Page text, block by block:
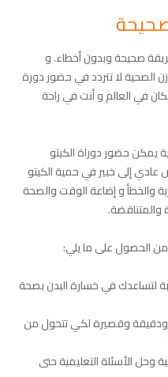
صحيحة وبدون أخطاء. و
الصحية لا تتردد في حضور دورة
في العالم و أنت في راحة
يمكن حضور دوراة الكيتو
إلى خبير في حمية الكيتو
والخطأ و إضاعة الوقت والصحة
والمتناقضة.
الحصول على ما يلي:
لتساعدك في خسارة البدن بصحة
وقصيرة لكي تتحول من
وحل الأسئلة التعليمية حتى